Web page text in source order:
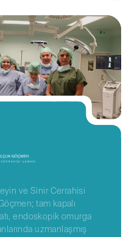
ve Sinir Cerrahisi
tam kapalı
endoskopik omurga
uzmanlaşmış